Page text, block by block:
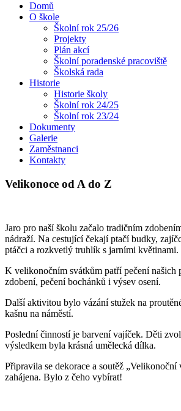
Domů
O škole
Školní rok 25/26
Projekty
Plán akcí
Školní poradenské pracoviště
Školská rada
Historie
Historie školy
Školní rok 24/25
Školní rok 23/24
Dokumenty
Galerie
Zaměstnanci
Kontakty
Velikonoce od A do Z
Jaro pro naší školu začalo tradičním
nádraží. Na cestující čekají ptačí budky,
ptáčci a rozkvetlý truhlík s jarními květinami.
K velikonočním svátkům patří pečení našich
zdobení, pečení bochánků i výsev osení.
Další aktivitou bylo vázání stužek na
kašnu na náměstí.
Poslední činností je barvení vajíček. Děti
výsledkem byla krásná umělecká dílka.
Připravila se dekorace a soutěž
zahájena. Bylo z čeho vybírat!